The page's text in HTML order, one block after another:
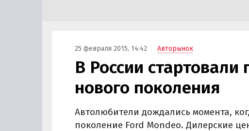
25 февраля 2015, 14:42 Авторынок
В России
нового поколения
Автолюбители дождались момента,
поколение Ford Mondeo. Дилерские